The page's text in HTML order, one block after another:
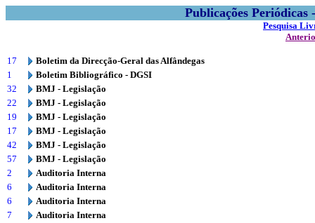
Publicações
Pesquisa
17
Boletim da Direcção-Geral das Alfândegas
1
Boletim Bibliográfico - DGSI
32
BMJ - Legislação
22
BMJ - Legislação
19
BMJ - Legislação
17
BMJ - Legislação
42
BMJ - Legislação
57
BMJ - Legislação
2
Auditoria Interna
6
Auditoria Interna
6
Auditoria Interna
7
Auditoria Interna